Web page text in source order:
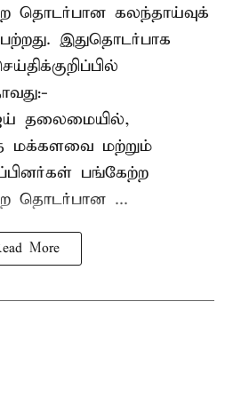
தொடர்பான கலந்தாய்வுக்
இதுதொடர்பாக
தலைமையில்,
மக்களவை மற்றும்
பங்கேற்ற
தொடர்பான ...
More